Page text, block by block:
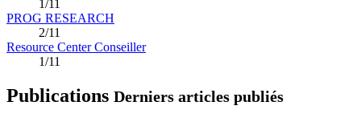
1/11
PROG RESEARCH
2/11
Resource Center Conseiller
1/11
Publications Derniers articles publiés